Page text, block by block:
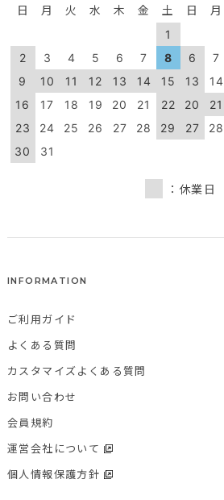
日 月 火 水 木 金 土
1
2
3 4 5 6 7
8
9
10 11 12 13 14
15
16
17 18 19 20 21
22
23
24 25 26 27 28
29
30
31
日 月
6
7
13
14
20
21
27
28
：休業日
INFORMATION
ご利用ガイド
よくある質問
カスタマイズよくある質問
お問い合わせ
会員規約
運営会社について
個人情報保護方針